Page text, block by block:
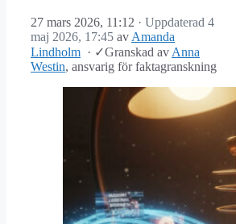
27 mars 2026, 11:12 · Uppdaterad 4
maj 2026, 17:45 av Amanda
Lindholm · ✓Granskad av Anna
Westin, ansvarig för faktagranskning